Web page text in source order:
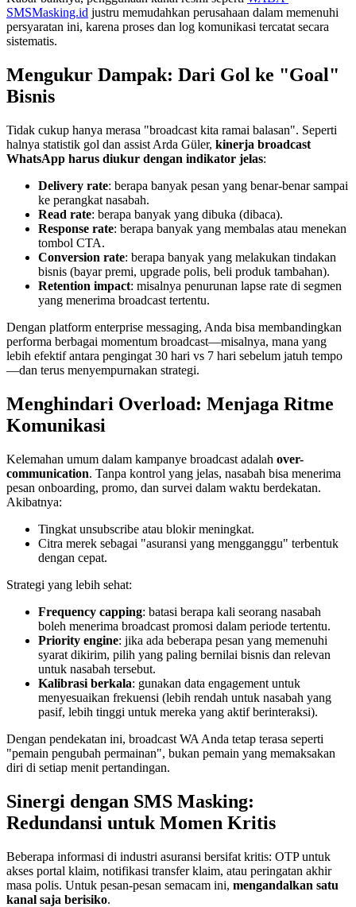
SMSMasking.id justru memudahkan perusahaan dalam memenuhi
persyaratan ini, karena proses dan log komunikasi tercatat secara
sistematis.
Mengukur Dampak: Dari Gol ke "Goal"
Bisnis
Tidak cukup hanya merasa "broadcast kita ramai balasan". Seperti
halnya statistik gol dan assist Arda Güler, kinerja broadcast
WhatsApp harus diukur dengan indikator jelas:
Delivery rate: berapa banyak pesan yang benar-benar sampai
ke perangkat nasabah.
Read rate: berapa banyak yang dibuka (dibaca).
Response rate: berapa banyak yang membalas atau menekan
tombol CTA.
Conversion rate: berapa banyak yang melakukan tindakan
bisnis (bayar premi, upgrade polis, beli produk tambahan).
Retention impact: misalnya penurunan lapse rate di segmen
yang menerima broadcast tertentu.
Dengan platform enterprise messaging, Anda bisa membandingkan
performa berbagai momentum broadcast—misalnya, mana yang
lebih efektif antara pengingat 30 hari vs 7 hari sebelum jatuh tempo
—dan terus menyempurnakan strategi.
Menghindari Overload: Menjaga Ritme
Komunikasi
Kelemahan umum dalam kampanye broadcast adalah over-
communication. Tanpa kontrol yang jelas, nasabah bisa menerima
pesan onboarding, promo, dan survei dalam waktu berdekatan.
Akibatnya:
Tingkat unsubscribe atau blokir meningkat.
Citra merek sebagai "asuransi yang mengganggu" terbentuk
dengan cepat.
Strategi yang lebih sehat:
Frequency capping: batasi berapa kali seorang nasabah
boleh menerima broadcast promosi dalam periode tertentu.
Priority engine: jika ada beberapa pesan yang memenuhi
syarat dikirim, pilih yang paling bernilai bisnis dan relevan
untuk nasabah tersebut.
Kalibrasi berkala: gunakan data engagement untuk
menyesuaikan frekuensi (lebih rendah untuk nasabah yang
pasif, lebih tinggi untuk mereka yang aktif berinteraksi).
Dengan pendekatan ini, broadcast WA Anda tetap terasa seperti
"pemain pengubah permainan", bukan pemain yang memaksakan
diri di setiap menit pertandingan.
Sinergi dengan SMS Masking:
Redundansi untuk Momen Kritis
Beberapa informasi di industri asuransi bersifat kritis: OTP untuk
akses portal klaim, notifikasi transfer klaim, atau peringatan akhir
masa polis. Untuk pesan-pesan semacam ini, mengandalkan satu
kanal saja berisiko.